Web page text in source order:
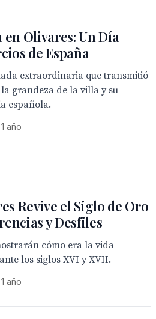
Olivares: Un Día
de España
extraordinaria que transmitió
grandeza de la villa y su
española.
año
Revive el Siglo de Oro
y Desfiles
cómo era la vida
los siglos XVI y XVII.
año